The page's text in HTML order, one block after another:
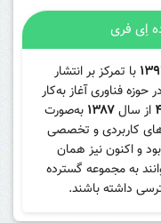
اِی فری
با تمرکز بر انتشار
فناوری آغاز به‌کار
از سال۱۳۸۷ به‌صورت
کاربردی و تخصصی
و اکنون نیز همان
به مجموعه گسترده
داشته باشند.